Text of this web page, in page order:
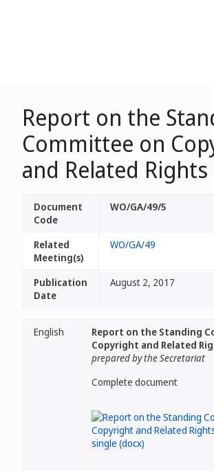
Report on the
Committee on
and Related Rights
Document
Code
WO/GA/49/5
Related
Meeting(s)
WO/GA/49
Publication
Date
August 2, 2017
English
Report on the Standing
Copyright and Related
prepared by the Secretariat
Complete document